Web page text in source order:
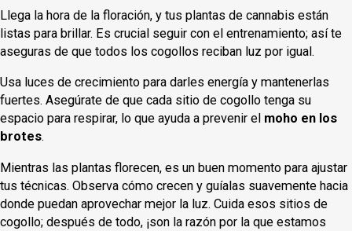
Llega la hora de la floración, y tus plantas de cannabis están
listas para brillar. Es crucial seguir con el entrenamiento; así te
aseguras de que todos los cogollos reciban luz por igual.
Usa luces de crecimiento para darles energía y mantenerlas
fuertes. Asegúrate de que cada sitio de cogollo tenga su
espacio para respirar, lo que ayuda a prevenir el moho en los
brotes.
Mientras las plantas florecen, es un buen momento para ajustar
tus técnicas. Observa cómo crecen y guíalas suavemente hacia
donde puedan aprovechar mejor la luz. Cuida esos sitios de
cogollo; después de todo, ¡son la razón por la que estamos